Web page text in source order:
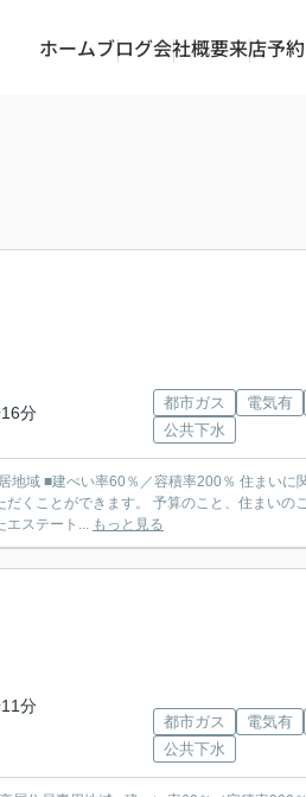
ホームブログ会社概要来店予約
16分
都市ガス 電気有
公共下水
くことができます。 予算のこと、住まいの
ただける空間をご用意しています。 ひなたエステート... もっと見る
11分
都市ガス 電気有
公共下水